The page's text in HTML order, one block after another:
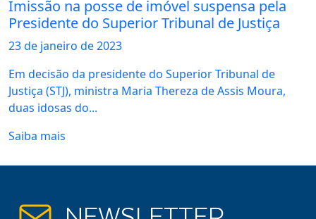
Imissão na posse de imóvel suspensa pela
Presidente do Superior Tribunal de Justiça
23 de janeiro de 2023
Em decisão da presidente do Superior Tribunal de
Justiça (STJ), ministra Maria Thereza de Assis Moura,
duas idosas do...
Saiba mais